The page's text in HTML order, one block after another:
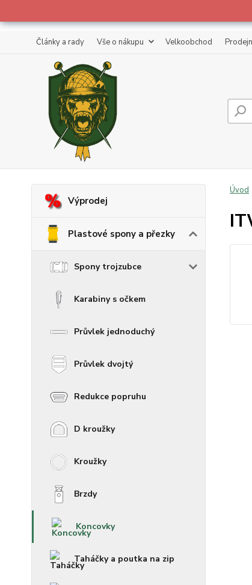
Články a rady Vše o nákupu Velkoobchod
Výprodej
Plastové spony a přezky
Spony trojzubce
Karabiny s očkem
Průvlek jednoduchý
Průvlek dvojtý
Redukce popruhu
D kroužky
Kroužky
Brzdy
Koncovky
Taháčky a poutka na zip
Úvod